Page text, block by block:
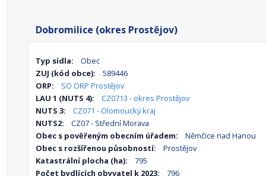
Dobromilice (okres Prostějov)
Typ sídla:
Obec
ZUJ (kód obce):
589446
ORP:
SO ORP Prostějov
LAU 1 (NUTS 4):
CZ0713 - okres Prostějov
NUTS 3:
CZ071 - Olomoucký kraj
NUTS2:
CZ07 - Střední Morava
Obec s pověřeným obecním úřadem:
Němčice nad Hanou
Obec s rozšířenou působností:
Prostějov
Katastrální plocha (ha):
795
Počet bydlících obyvatel k 2023:
796